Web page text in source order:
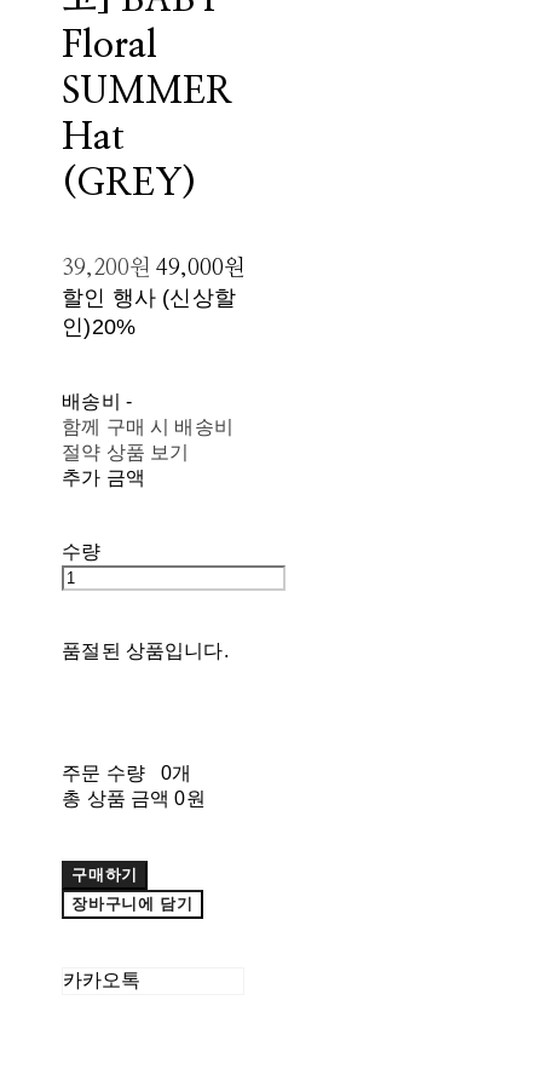
Floral
SUMMER
Hat
(GREY)
39,200원49,000원
할인 행사 (신상할
인)20%
배송비 -
함께 구매 시 배송비
절약 상품 보기
추가 금액
수량
품절된 상품입니다.
주문 수량
0개
총 상품 금액 0원
구매하기
장바구니에 담기
카카오톡